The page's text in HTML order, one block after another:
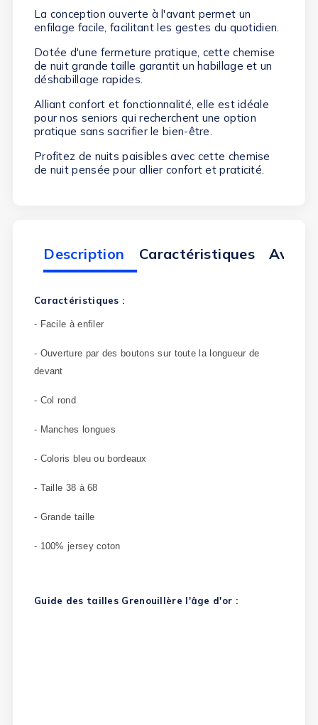
La conception ouverte à l'avant permet un
enfilage facile, facilitant les gestes du quotidien.
Dotée d'une fermeture pratique, cette chemise
de nuit grande taille garantit un habillage et un
déshabillage rapides.
Alliant confort et fonctionnalité, elle est idéale
pour nos seniors qui recherchent une option
pratique sans sacrifier le bien-être.
Profitez de nuits paisibles avec cette chemise
de nuit pensée pour allier confort et praticité.
Description Caractéristiques Avis
Caractéristiques :
- Facile à enfiler
- Ouverture par des boutons sur toute la longueur de
devant
- Col rond
- Manches longues
- Coloris bleu ou bordeaux
- Taille 38 à 68
- Grande taille
- 100% jersey coton
Guide des tailles Grenouillère l'âge d'or :